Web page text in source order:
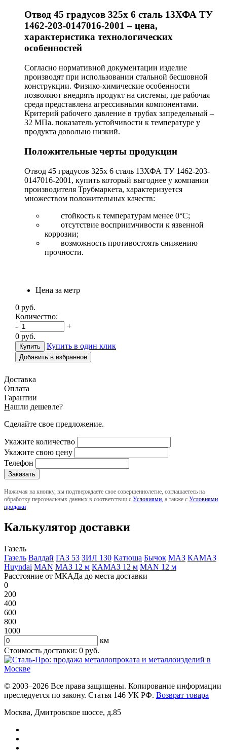
Отвод 45 градусов 325х 6 сталь 13ХФА ТУ
1462-203-0147016-2001 – цена,
характеристика технологических
особенностей
Согласно нормативной документации изделие
производят при использовании стальной бесшовной
конструкции. Физико-химические особенности
позволяют внедрять продукт на системы, где рабочая
среда представлена агрессивными компонентами.
Критерий рабочего давление в трубах запредельный –
32 МПа. показатель устойчивости к температуре у
продукта довольно низкий.
Положительные черты продукции
Отвод 45 градусов 325х 6 сталь 13ХФА ТУ 1462-203-
0147016-2001, купить который выгоднее у компании
производителя Трубмаркета, характеризуется
множеством положительных качеств:
стойкость к температурам менее 0°С;
отсутствие восприимчивости к язвенной
коррозии;
возможность противостоять снижению
прочности.
Цена за метр
0 руб.
Количество:
-
+
0 руб.
Купить в один клик
Добавить в избранное
Доставка
Оплата
Гарантии
Нашли дешевле?
Сделайте свое предложение.
Укажите количество
Укажите свою цену
Телефон
Нажимая на кнопку, вы подтверждаете свое совершеннолетие, соглашаетесь на
обработку персональных данных в соответствии с Условиями , а также с Условиями
продажи
Калькулятор доставки
Газель
Газель Валдай ГАЗ 53 ЗИЛ 130 Катюша Бычок МАЗ КАМАЗ
Huyndai MAN МАЗ 12 м КАМАЗ 12 м MAN 12 м
Расстояние от МКАДа до места доставки
0
200
400
600
800
1000
км
Стоимость доставки: 0 руб.
© 2003–2026 Все права защищены. Копирование информации
преследуется по закону. Статья 146 УК РФ. Возврат товара
Москва, Дмитровское шоссе, д.85